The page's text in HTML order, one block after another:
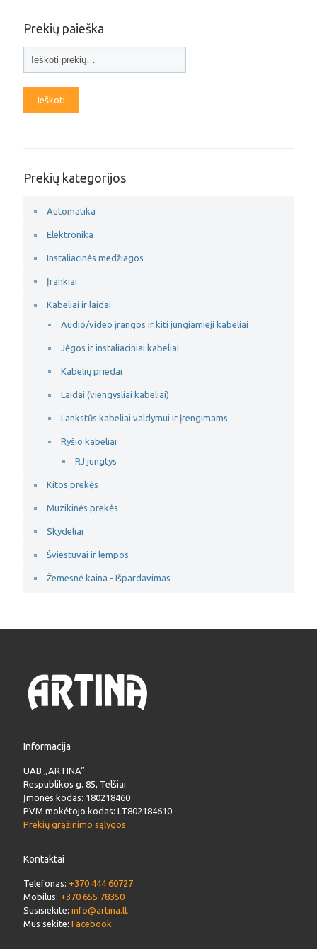
Prekių paieška
Ieškoti
Prekių kategorijos
Automatika
Elektronika
Instaliacinės medžiagos
Įrankiai
Kabeliai ir laidai
Audio/video įrangos ir kiti jungiamieji kabeliai
Jėgos ir instaliaciniai kabeliai
Kabelių priedai
Laidai (viengysliai kabeliai)
Lankstūs kabeliai valdymui ir įrengimams
Ryšio kabeliai
RJ jungtys
Kitos prekės
Muzikinės prekės
Skydeliai
Šviestuvai ir lempos
Žemesnė kaina - Išpardavimas
Informacija
UAB „ARTINA“
Respublikos g. 85, Telšiai
Įmonės kodas: 180218460
PVM mokėtojo kodas: LT802184610
Prekių grąžinimo sąlygos
Kontaktai
Telefonas: +370 444 60727
Mobilus: +370 655 78350
Susisiekite: info@artina.lt
Mus sekite: Facebook